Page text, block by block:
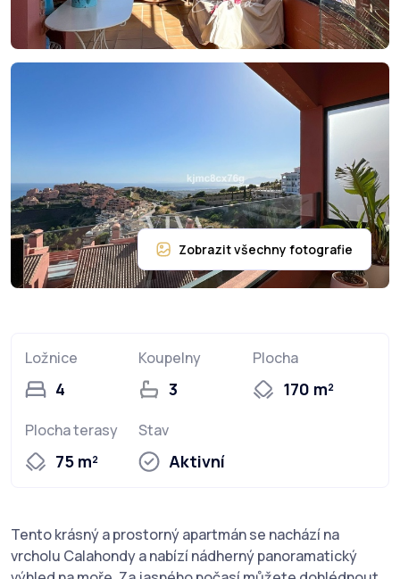
Ložnice
4
Koupelny
3
Plocha
170 m²
Plocha terasy
75 m²
Stav
Aktivní
Tento krásný a prostorný apartmán se nachází na
vrcholu Calahondy a nabízí nádherný panoramatický